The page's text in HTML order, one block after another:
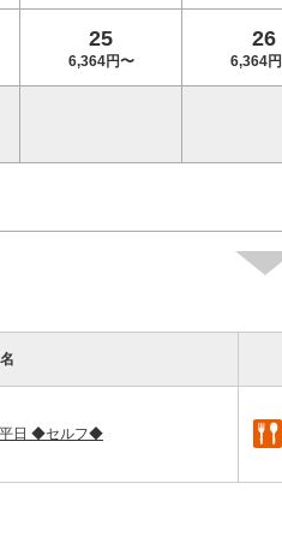
25
6,364円〜
26
6,364
平日 ◆セルフ◆